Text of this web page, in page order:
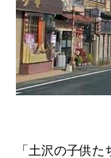
「土沢の子供